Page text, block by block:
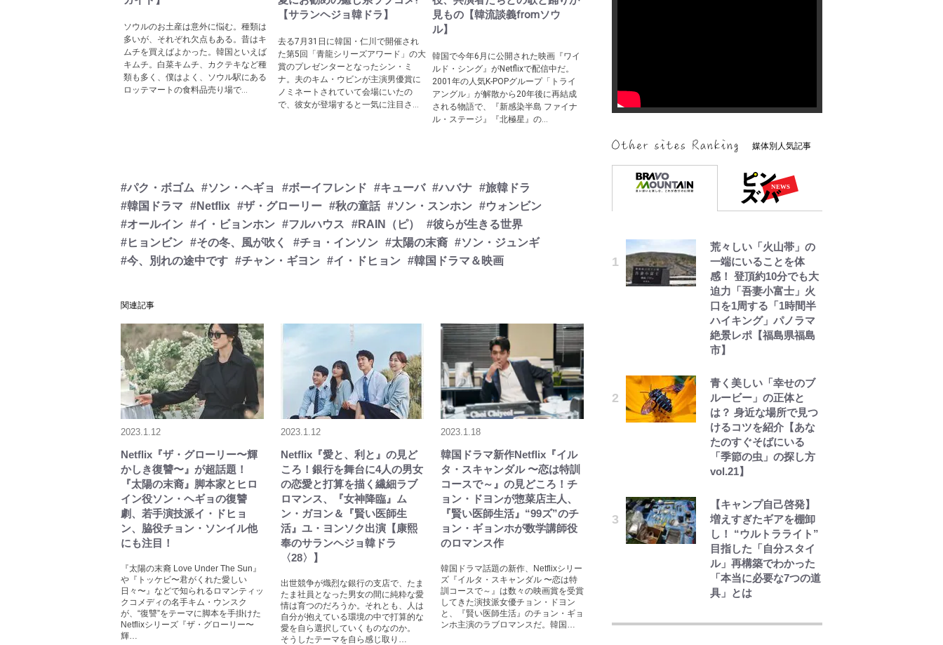
ソウルのお土産は意外に悩む。種類は
多いが、それぞれ欠点もある。昔はキ
ムチを買えばよかった。韓国といえば
キムチ。白菜キムチ、カクテキなど種
類も多く、僕はよく、ソウル駅にある
ロッテマートの食料品売り場で...
【サランヘジョ韓ドラ】
去る7月31日に韓国・仁川で開催され
た第5回「青龍シリーズアワード」の大
賞のプレゼンターとなったシン・ミ
ナ。夫のキム・ウビンが主演男優賞に
ノミネートされていて会場にいたの
で、彼女が登場すると一気に注目さ...
見もの【韓流談義fromソウ
ル】
韓国で今年6月に公開された映画『ワイ
ルド・シング』がNetflixで配信中だ。
2001年の人気K-POPグループ「トライ
アングル」が解散から20年後に再結成
される物語で、『新感染半島 ファイナ
ル・ステージ』『北極星』の...
#パク・ボゴム #ソン・ヘギョ #ボーイフレンド #キューバ #ハバナ #旅韓ドラ
#韓国ドラマ
#Netflix #ザ・グローリー #秋の童話 #ソン・スンホン #ウォンビン
#オールイン #イ・ビョンホン #フルハウス #RAIN（ピ）
#彼らが生きる世界
#ヒョンビン #その冬、風が吹く #チョ・インソン #太陽の末裔 #ソン・ジュンギ
#今、別れの途中です #チャン・ギヨン #イ・ドヒョン #韓国ドラマ＆映画
関連記事
2023.1.12
Netflix『ザ・グローリー〜輝
かしき復讐〜』が超話題！
『太陽の末裔』脚本家とヒロ
イン役ソン・ヘギョの復讐
劇、若手演技派イ・ドヒョ
ン、脇役チョン・ソンイル他
にも注目！
『太陽の末裔 Love Under The Sun』
や『トッケビ〜君がくれた愛しい
日々〜』などで知られるロマンティッ
クコメディの名手キム・ウンスク
が、“復讐”をテーマに脚本を手掛けた
Netflixシリーズ『ザ・グローリー〜
輝…
2023.1.12
Netflix『愛と、利と』の見ど
ころ！銀行を舞台に4人の男女
の恋愛と打算を描く繊細ラブ
ロマンス、『女神降臨』ム
ン・ガヨン＆『賢い医師生
活』ユ・ヨンソク出演【康熙
奉のサランヘジョ韓ドラ
〈28〉】
出世競争が熾烈な銀行の支店で、たま
たま社員となった男女の間に純粋な愛
情は育つのだろうか。それとも、人は
自分が抱えている環境の中で打算的な
愛を自ら選択していくものなのか。
そうしたテーマを自ら感じ取り…
2023.1.18
韓国ドラマ新作Netflix『イル
タ・スキャンダル 〜恋は特訓
コースで～』の見どころ！チ
ョン・ドヨンが惣菜店主人、
『賢い医師生活』“99ズ”のチ
ョン・ギョンホが数学講師役
のロマンス作
韓国ドラマ話題の新作、Netflixシリー
ズ『イルタ・スキャンダル 〜恋は特
訓コースで～』は数々の映画賞を受賞
してきた演技派女優チョン・ドヨン
と、『賢い医師生活』のチョン・ギョ
ンホ主演のラブロマンスだ。韓国…
媒体別人気記事
荒々しい「火山帯」の
一端にいることを体
感！ 登頂約10分でも大
迫力「吾妻小富士」火
口を1周する「1時間半
ハイキング」パノラマ
絶景レポ【福島県福島
市】
青く美しい「幸せのブ
ルービー」の正体と
は？ 身近な場所で見つ
けるコツを紹介【あな
たのすぐそばにいる
「季節の虫」の探し方
vol.21】
【キャンプ自己啓発】
増えすぎたギアを棚卸
し！ “ウルトラライト”
目指した「自分スタイ
ル」再構築でわかった
「本当に必要な7つの道
具」とは
ケメン近影に「顔パン